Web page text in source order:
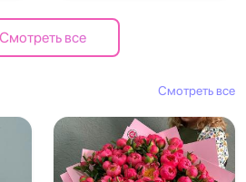
Смотреть все
Смотреть все